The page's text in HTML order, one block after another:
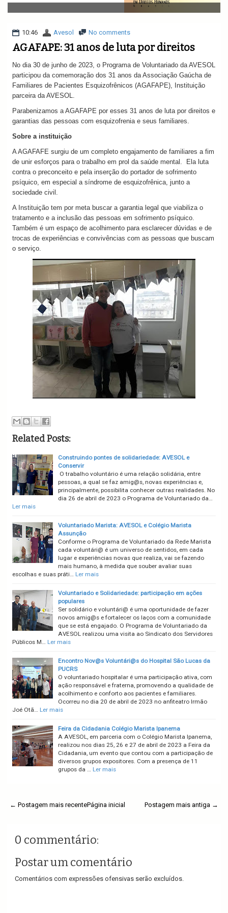
v
i
a
i
n
10:46 Avesol No comments
AGAFAPE: 31 anos de luta por direitos
No dia 30 de junho de 2023, o Programa de Voluntariado da AVESOL
participou da comemoração dos 31 anos da Associação Gaúcha de
Familiares de Pacientes Esquizofrênicos (AGAFAPE), Instituição
parceira da AVESOL.
Parabenizamos a AGAFAPE por esses 31 anos de luta por direitos e
garantias das pessoas com esquizofrenia e seus familiares.
Sobre a instituição
A AGAFAFE surgiu de um completo engajamento de familiares a fim
de unir esforços para o trabalho em prol da saúde mental. Ela luta
contra o preconceito e pela inserção do portador de sofrimento
psíquico, em especial a síndrome de esquizofrênica, junto a
sociedade civil.
A Instituição tem por meta buscar a garantia legal que viabiliza o
tratamento e a inclusão das pessoas em sofrimento psíquico.
Também é um espaço de acolhimento para esclarecer dúvidas e de
trocas de experiências e convivências com as pessoas que buscam
o serviço.
Related Posts:
Construindo pontes de solidariedade: AVESOL e
Conservir
O trabalho voluntário é uma relação solidária, entre
pessoas, a qual se faz amig@s, novas experiências e,
principalmente, possibilita conhecer outras realidades. No
dia 26 de abril de 2023 o Programa de Voluntariado da…
Ler mais
Voluntariado Marista: AVESOL e Colégio Marista
Assunção
Conforme o Programa de Voluntariado da Rede Marista
cada voluntári@ é um universo de sentidos, em cada
lugar e experiências novas que realiza, vai se fazendo
mais humano, à medida que souber avaliar suas
escolhas e suas práti… Ler mais
Voluntariado e Solidariedade: participação em ações
populares
Ser solidário e voluntári@ é uma oportunidade de fazer
novos amig@s e fortalecer os laços com a comunidade
que se está engajado. O Programa de Voluntariado da
AVESOL realizou uma visita ao Sindicato dos Servidores
Públicos M… Ler mais
Encontro Nov@s Voluntári@s do Hospital São Lucas da
PUCRS
O voluntariado hospitalar é uma participação ativa, com
ação responsável e fraterna, promovendo a qualidade de
acolhimento e conforto aos pacientes e familiares.
Ocorreu no dia 20 de abril de 2023 no anfiteatro Irmão
Joé Otã… Ler mais
Feira da Cidadania Colégio Marista Ipanema
A AVESOL, em parceria com o Colégio Marista Ipanema,
realizou nos dias 25, 26 e 27 de abril de 2023 a Feira da
Cidadania, um evento que contou com a participação de
diversos grupos expositores. Com a presença de 11
grupos da … Ler mais
← Postagem mais recente Postagem mais antiga →
Página inicial
0 commentário:
Postar um comentário
Comentários com expressões ofensivas serão excluídos.